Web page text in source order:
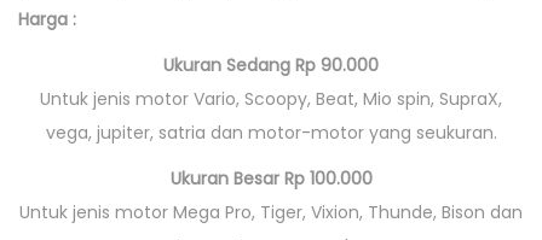
Harga :
Ukuran Sedang Rp 90.000
Untuk jenis motor Vario, Scoopy, Beat, Mio spin, SupraX,
vega, jupiter, satria dan motor-motor yang seukuran.
Ukuran Besar Rp 100.000
Untuk jenis motor Mega Pro, Tiger, Vixion, Thunde, Bison dan